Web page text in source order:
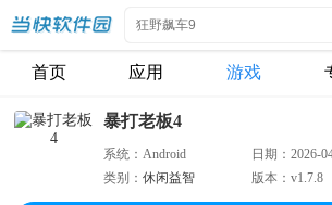
首页 应用 游戏
暴打老板4
系统：Android 日期：2026-
类别：休闲益智 版本：v1.7.8